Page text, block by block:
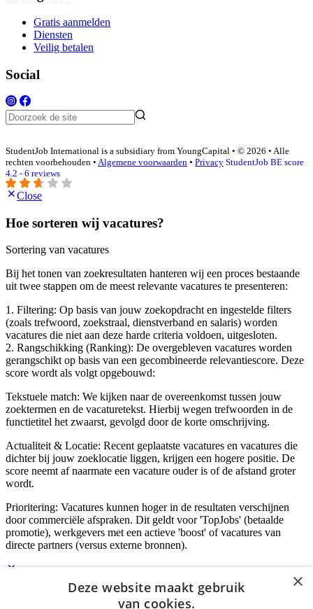
Gratis aanmelden
Diensten
Veilig betalen
Social
StudentJob International is a subsidiary from YoungCapital • © 2026 • Alle
rechten voorbehouden • Algemene voorwaarden • Privacy StudentJob BE score
4.2 - 6 reviews
Close
Hoe sorteren wij vacatures?
Sortering van vacatures
Bij het tonen van zoekresultaten hanteren wij een proces bestaande
uit twee stappen om de meest relevante vacatures te presenteren:
1. Filtering: Op basis van jouw zoekopdracht en ingestelde filters
(zoals trefwoord, zoekstraal, dienstverband en salaris) worden
vacatures die niet aan deze harde criteria voldoen, uitgesloten.
2. Rangschikking (Ranking): De overgebleven vacatures worden
gerangschikt op basis van een gecombineerde relevantiescore. Deze
score wordt als volgt opgebouwd:
Tekstuele match: We kijken naar de overeenkomst tussen jouw
zoektermen en de vacaturetekst. Hierbij wegen trefwoorden in de
functietitel het zwaarst, gevolgd door de korte omschrijving.
Actualiteit & Locatie: Recent geplaatste vacatures en vacatures die
dichter bij jouw zoeklocatie liggen, krijgen een hogere positie. De
score neemt af naarmate een vacature ouder is of de afstand groter
wordt.
Prioritering: Vacatures kunnen hoger in de resultaten verschijnen
door commerciële afspraken. Dit geldt voor 'TopJobs' (betaalde
promotie), werkgevers met een actieve 'boost' of vacatures van
directe partners (versus externe bronnen).
×
Deze website maakt gebruik
van cookies.